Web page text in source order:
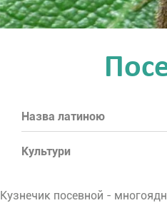
Назва латиною
Культури
Кузнечик посевной -